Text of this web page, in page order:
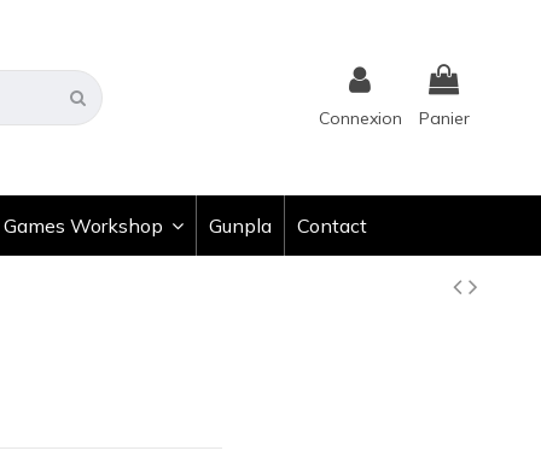
Connexion Panier
Games Workshop Gunpla Contact